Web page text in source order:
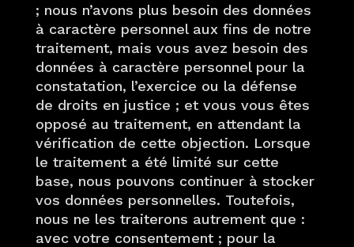
; nous n’avons plus besoin des données
à caractère personnel aux fins de notre
traitement, mais vous avez besoin des
données à caractère personnel pour la
constatation, l’exercice ou la défense
de droits en justice ; et vous vous êtes
opposé au traitement, en attendant la
vérification de cette objection. Lorsque
le traitement a été limité sur cette
base, nous pouvons continuer à stocker
vos données personnelles. Toutefois,
nous ne les traiterons autrement que :
avec votre consentement ; pour la